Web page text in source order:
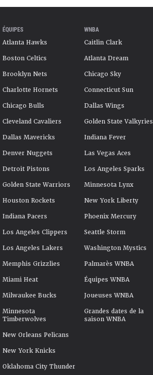
ÉQUIPES
Atlanta Hawks
Boston Celtics
Brooklyn Nets
Charlotte Hornets
Chicago Bulls
Cleveland Cavaliers
Dallas Mavericks
Denver Nuggets
Detroit Pistons
Golden State Warriors
Houston Rockets
Indiana Pacers
Los Angeles Clippers
Los Angeles Lakers
Memphis Grizzlies
Miami Heat
Milwaukee Bucks
Minnesota
Timberwolves
New Orleans Pelicans
New York Knicks
Oklahoma City Thunder
WNBA
Caitlin Clark
Atlanta Dream
Chicago Sky
Connecticut Sun
Dallas Wings
Golden State Valkyries
Indiana Fever
Las Vegas Aces
Los Angeles Sparks
Minnesota Lynx
New York Liberty
Phoenix Mercury
Seattle Storm
Washington Mystics
Palmarès WNBA
Équipes WNBA
Joueuses WNBA
Grandes dates de la
saison WNBA